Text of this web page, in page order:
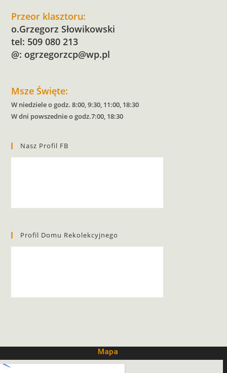
Przeor klasztoru:
o.Grzegorz Słowikowski
tel: 509 080 213
@: ogrzegorzcp@wp.pl
Msze Święte:
W niedziele o godz. 8:00, 9:30, 11:00, 18:30
W dni powszednie o godz.7:00, 18:30
Nasz Profil FB
Profil Domu Rekolekcyjnego
Mapa